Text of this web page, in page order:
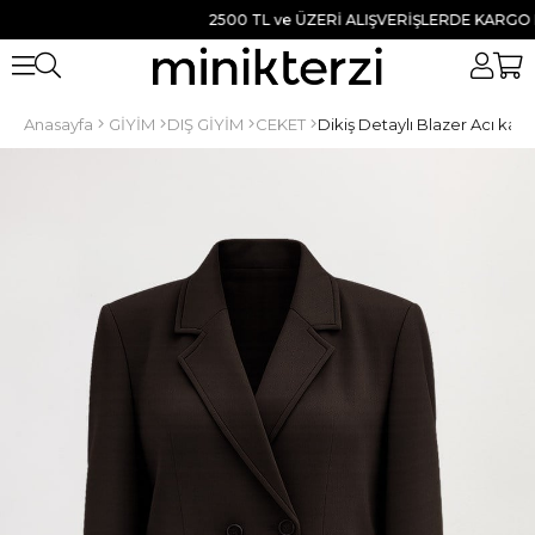
2500 TL ve ÜZERİ ALIŞVERİŞLERDE KARGO
Anasayfa GİYİM DIŞ GİYİM CEKET Dikiş Detaylı Blazer Acı